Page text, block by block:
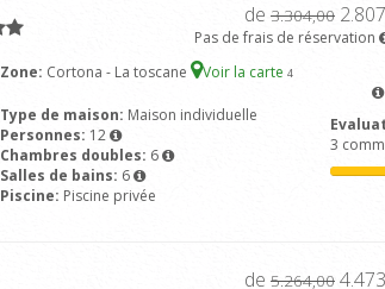
de 3.304,00
Pas de frais de réservation
Zone: Cortona - La toscane Voir la carte 4
Type de maison: Maison individuelle
Personnes: 12
Chambres doubles: 6
Salles de bains: 6
Piscine: Piscine privée
3
de 5.264,00